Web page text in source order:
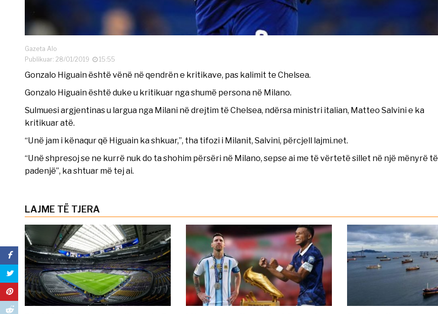
Gazeta Alo
Publikuar: 28/01/2019
15:55
Gonzalo Higuain është vënë në qendrën e kritikave, pas kalimit te Chelsea.
Gonzalo Higuain është duke u kritikuar nga shumë persona në Milano.
Sulmuesi argjentinas u largua nga Milani në drejtim të Chelsea, ndërsa ministri italian, Matteo Salvini e ka
kritikuar atë.
“Unë jam i kënaqur që Higuain ka shkuar,”, tha tifozi i Milanit, Salvini, përcjell lajmi.net.
“Unë shpresoj se ne kurrë nuk do ta shohim përsëri në Milano, sepse ai me të vërtetë sillet në një mënyrë të
padenjë”, ka shtuar më tej ai.
LAJME TË TJERA